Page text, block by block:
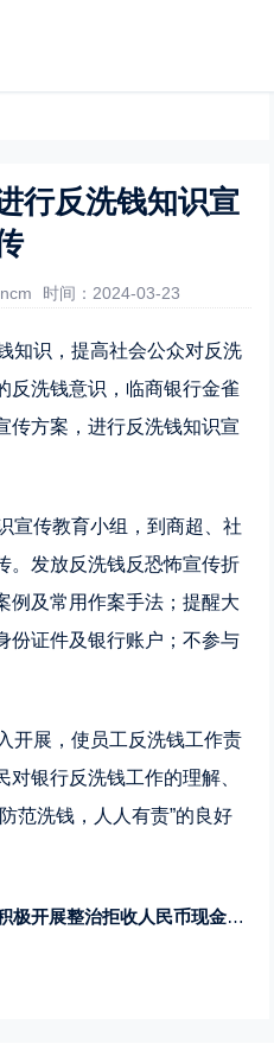
行反洗钱知识宣
时间：2024-03-23
识，提高社会公众对反洗
反洗钱意识，临商银行金雀
传方案，进行反洗钱知识宣
传教育小组，到商超、社
。发放反洗钱反恐怖宣传折
例及常用作案手法；提醒大
份证件及银行账户；不参与
展，使员工反洗钱工作责
银行反洗钱工作的理解、
范洗钱，人人有责”的良好
展整治拒收人民币现金宣传活动